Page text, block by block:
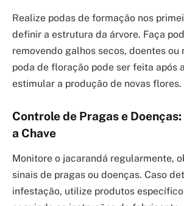
Realize podas de formação nos
definir a estrutura da árvore. Faça
removendo galhos secos, doentes ou
poda de floração pode ser feita após
estimular a produção de novas flores.
Controle de Pragas e
a Chave
Monitore o jacarandá regularmente,
sinais de pragas ou doenças. Caso
infestação, utilize produtos